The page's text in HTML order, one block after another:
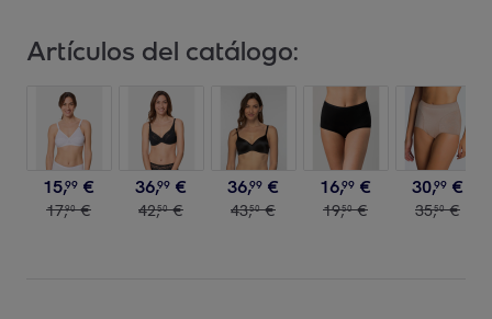
Artículos del catálogo:
15,99 €
17,90 €
36,99 €
42,50 €
36,99 €
43,50 €
16,99 €
19,50 €
30,99 €
35,50 €